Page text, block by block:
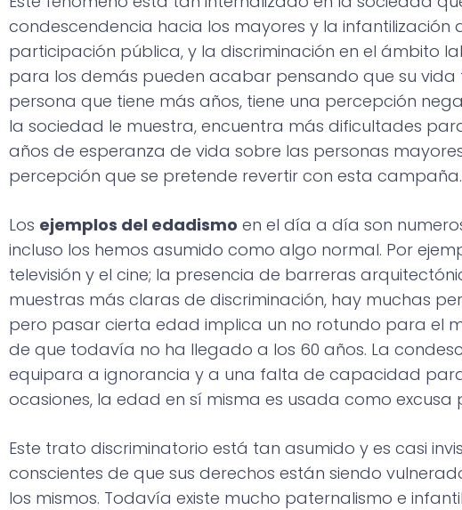
condescendencia hacia los mayores y la
participación pública, y la discriminación en el ámbito
para los demás pueden acabar pensando que su vida
persona que tiene más años, tiene una percepción
la sociedad le muestra, encuentra más dificultades
años de esperanza de vida sobre las personas
percepción que se pretende revertir con esta campaña.
Los ejemplos del edadismo en el día a día son
incluso los hemos asumido como algo normal. Por
televisión y el cine; la presencia de barreras
muestras más claras de discriminación, hay muchas
pero pasar cierta edad implica un no rotundo para el
de que todavía no ha llegado a los 60 años. La
equipara a ignorancia y a una falta de capacidad
ocasiones, la edad en sí misma es usada como
Este trato discriminatorio está tan asumido y es casi
conscientes de que sus derechos están siendo
los mismos. Todavía existe mucho paternalismo e